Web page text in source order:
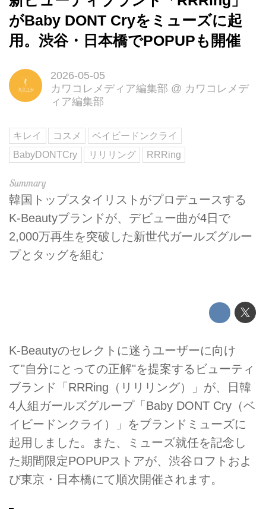
がBaby DONT Cryをミューズに起
用。渋谷・日本橋でPOPUPも開催
2026-05-05
カワコレメディア編集部 @ カワコレメデ
ィア編集部
キレイ コスメ
ベイビードンクライ
BabyDONTCry
リリリング RRRing
韓国トップスタイリストがプロデュースする
K-Beautyブランドが、デビュー曲が4日で
2,000万再生を突破した新世代ガールズグルー
プとタッグを組む
K-Beautyのセレクトに迷うユーザーに向け
て"自分にとっての正解"を提案するビューティ
ブランド「RRRing（リリリング）」が、日韓
4人組ガールズグループ「Baby DONT Cry（ベ
イビードンクライ）」をブランドミューズに
起用しました。また、ミューズ就任を記念し
た期間限定POPUPストアが、渋谷ロフトおよ
び東京・日本橋にて順次開催されます。